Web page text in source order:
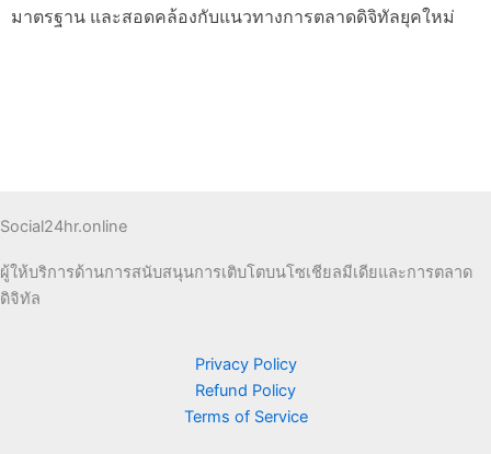
มาตรฐาน และสอดคล้องกับแนวทางการตลาดดิจิทัลยุคใหม่
Social24hr.online
ผู้ให้บริการด้านการสนับสนุนการเติบโตบนโซเชียลมีเดียและการตลาด
ดิจิทัล
Privacy Policy
Refund Policy
Terms of Service